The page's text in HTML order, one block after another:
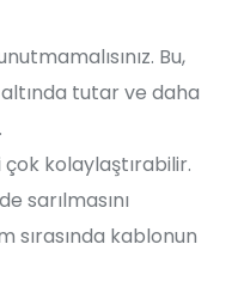
Bu,
tutar ve daha
çok kolaylaştırabilir.
sarılmasını
sırasında kablonun